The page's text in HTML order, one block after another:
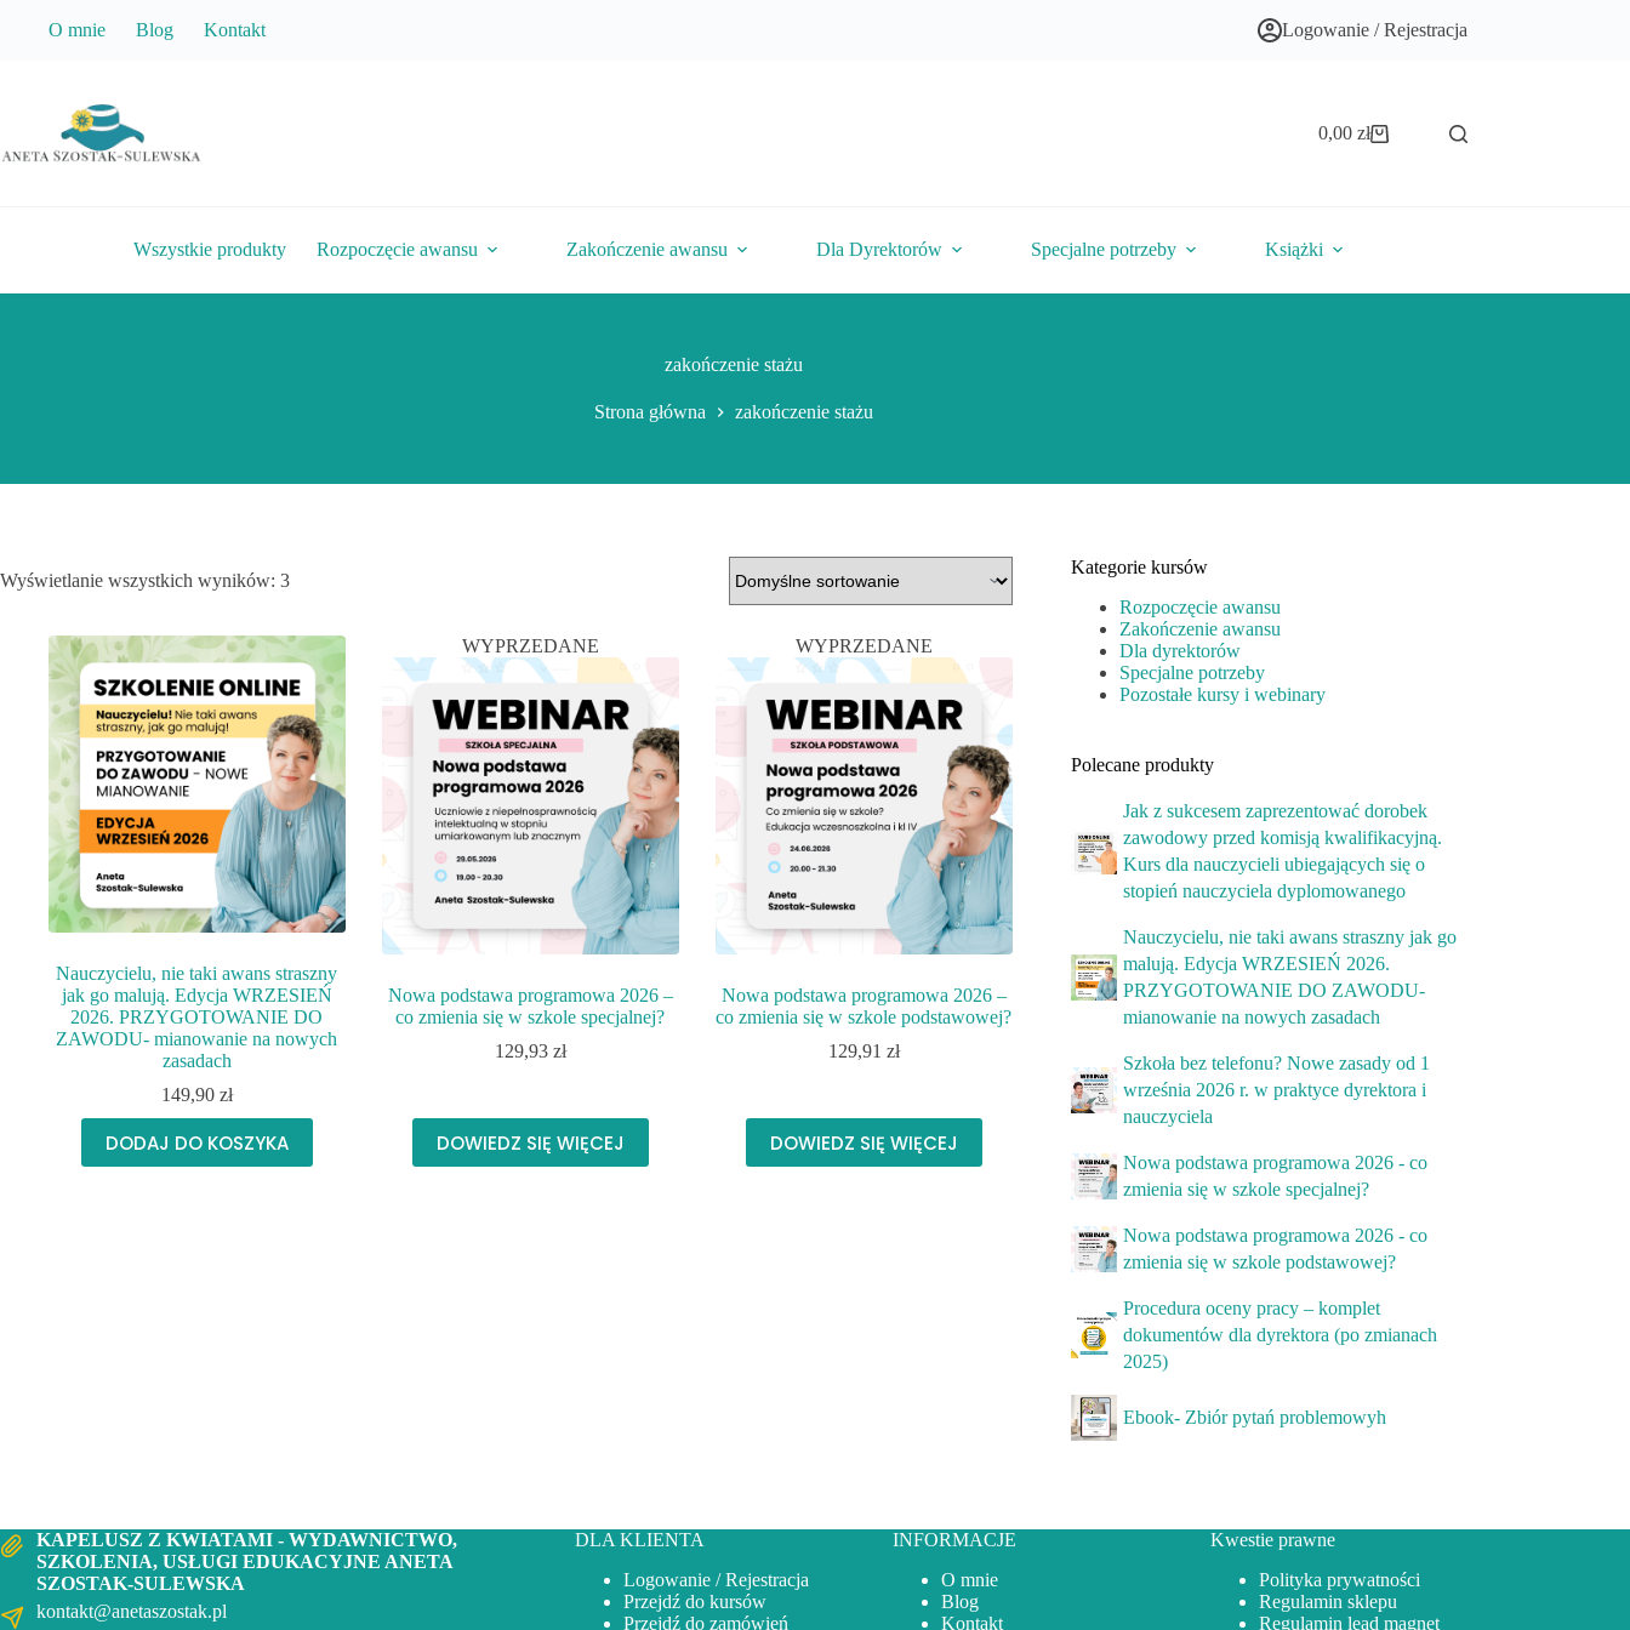
O mnie Blog Kontakt Logowanie / Rejestracja
Koszyk
0,00 zł
Wszystkie produkty Rozpoczęcie awansu Zakończenie awansu Dla Dyrektorów Specjalne potrzeby Książki
zakończenie stażu
Strona główna zakończenie stażu
Wyświetlanie wszystkich wyników: 3
Nauczycielu, nie taki awans straszny
jak go malują. Edycja WRZESIEŃ
2026. PRZYGOTOWANIE DO
ZAWODU- mianowanie na nowych
zasadach
149,90 zł
DODAJ DO KOSZYKA
WYPRZEDANE
Nowa podstawa programowa 2026 –
co zmienia się w szkole specjalnej?
129,93 zł
DOWIEDZ SIĘ WIĘCEJ
WYPRZEDANE
Nowa podstawa programowa 2026 –
co zmienia się w szkole podstawowej?
129,91 zł
DOWIEDZ SIĘ WIĘCEJ
Kategorie kursów
Rozpoczęcie awansu
Zakończenie awansu
Dla dyrektorów
Specjalne potrzeby
Pozostałe kursy i webinary
Polecane produkty
Jak z sukcesem zaprezentować dorobek
zawodowy przed komisją kwalifikacyjną.
Kurs dla nauczycieli ubiegających się o
stopień nauczyciela dyplomowanego
Nauczycielu, nie taki awans straszny jak go
malują. Edycja WRZESIEŃ 2026.
PRZYGOTOWANIE DO ZAWODU-
mianowanie na nowych zasadach
Szkoła bez telefonu? Nowe zasady od 1
września 2026 r. w praktyce dyrektora i
nauczyciela
Nowa podstawa programowa 2026 - co
zmienia się w szkole specjalnej?
Nowa podstawa programowa 2026 - co
zmienia się w szkole podstawowej?
Procedura oceny pracy – komplet
dokumentów dla dyrektora (po zmianach
2025)
Ebook- Zbiór pytań problemowyh
KAPELUSZ Z KWIATAMI - WYDAWNICTWO,
SZKOLENIA, USŁUGI EDUKACYJNE ANETA
SZOSTAK-SULEWSKA
kontakt@anetaszostak.pl
DLA KLIENTA
Logowanie / Rejestracja
Przejdź do kursów
Przejdź do zamówień
INFORMACJE
O mnie
Blog
Kontakt
Kwestie prawne
Polityka prywatności
Regulamin sklepu
Regulamin lead magnet